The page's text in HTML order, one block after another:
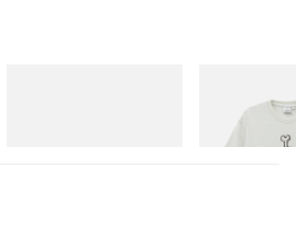
Bone Tee
Acheter